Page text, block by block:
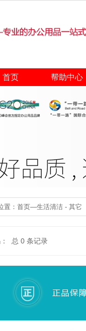
首页 帮助中心
置：首页—生活清洁 - 其它
总 0 条记录